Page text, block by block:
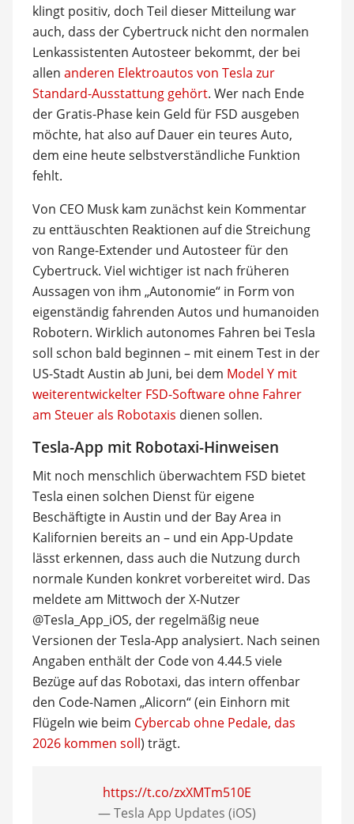
klingt positiv, doch Teil dieser Mitteilung war
auch, dass der Cybertruck nicht den normalen
Lenkassistenten Autosteer bekommt, der bei
allen anderen Elektroautos von Tesla zur
Standard-Ausstattung gehört. Wer nach Ende
der Gratis-Phase kein Geld für FSD ausgeben
möchte, hat also auf Dauer ein teures Auto,
dem eine heute selbstverständliche Funktion
fehlt.
Von CEO Musk kam zunächst kein Kommentar
zu enttäuschten Reaktionen auf die Streichung
von Range-Extender und Autosteer für den
Cybertruck. Viel wichtiger ist nach früheren
Aussagen von ihm „Autonomie“ in Form von
eigenständig fahrenden Autos und humanoiden
Robotern. Wirklich autonomes Fahren bei Tesla
soll schon bald beginnen – mit einem Test in der
US-Stadt Austin ab Juni, bei dem Model Y mit
weiterentwickelter FSD-Software ohne Fahrer
am Steuer als Robotaxis dienen sollen.
Tesla-App mit Robotaxi-Hinweisen
Mit noch menschlich überwachtem FSD bietet
Tesla einen solchen Dienst für eigene
Beschäftigte in Austin und der Bay Area in
Kalifornien bereits an – und ein App-Update
lässt erkennen, dass auch die Nutzung durch
normale Kunden konkret vorbereitet wird. Das
meldete am Mittwoch der X-Nutzer
@Tesla_App_iOS, der regelmäßig neue
Versionen der Tesla-App analysiert. Nach seinen
Angaben enthält der Code von 4.44.5 viele
Bezüge auf das Robotaxi, das intern offenbar
den Code-Namen „Alicorn“ (ein Einhorn mit
Flügeln wie beim Cybercab ohne Pedale, das
2026 kommen soll) trägt.
https://t.co/zxXMTm510E
— Tesla App Updates (iOS)